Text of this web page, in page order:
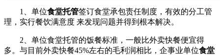
1、单位食堂托管签订食堂承包责任制度，有效的分工管
理，实行餐饮满意度 来发现问题并得到根本解决。
2、单位食堂托管的饭餐标准，一般比外卖快餐便宜得
多。与目前外卖快餐45%左右的毛利润相比，企事业单位食堂